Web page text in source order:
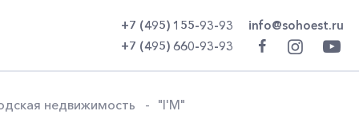
+7 (495) 155-93-93
+7 (495) 660-93-93
info@sohoest.ru
недвижимость "I'M"